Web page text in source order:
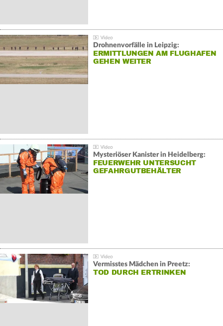
Drohnenvorfälle in Leipzig:
ERMITTLUNGEN AM FLUGHAFEN
GEHEN WEITER
Mysteriöser Kanister in Heidelberg:
FEUERWEHR UNTERSUCHT
GEFAHRGUTBEHÄLTER
Vermisstes Mädchen in Preetz:
TOD DURCH ERTRINKEN